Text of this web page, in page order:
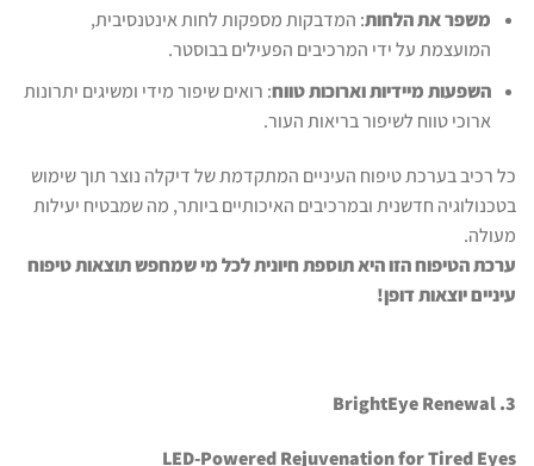
משפר את הלחות: המדבקות מספקות לחות אינטנסיבית,
המועצמת על ידי המרכיבים הפעילים בבוסטר.
השפעות מיידיות וארוכות טווח: רואים שיפור מידי ומשיגים יתרונות
ארוכי טווח לשיפור בריאות העור.
כל רכיב בערכת טיפוח העיניים המתקדמת של דיקלה נוצר תוך שימוש
בטכנולוגיה חדשנית ובמרכיבים האיכותיים ביותר, מה שמבטיח יעילות
מעולה.
ערכת הטיפוח הזו היא תוספת חיונית לכל מי שמחפש תוצאות טיפוח
עיניים יוצאות דופן!
3. BrightEye Renewal
LED-Powered Rejuvenation for Tired Eyes